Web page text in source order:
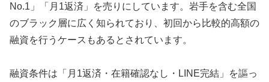
No.1」「月1返済」を売りにしています。岩手を含む全国
のブラック層に広く知られており、初回から比較的高額の
融資を行うケースもあるとされています。
融資条件は「月1返済・在籍確認なし・LINE完結」を謳っ